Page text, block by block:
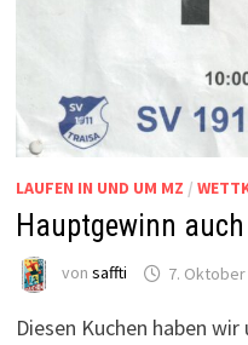
LAUFEN IN UND UM MZ /
Hauptgewinn
von saffti 7. Oktober
Diesen Kuchen haben